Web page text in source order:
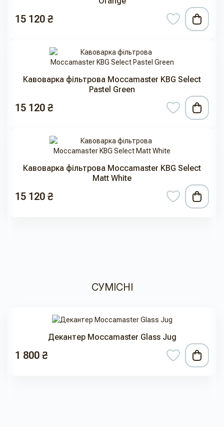
15 120 ₴
Кавоварка фільтрова Moccamaster KBG Select
Pastel Green
15 120 ₴
Кавоварка фільтрова Moccamaster KBG Select
Matt White
15 120 ₴
СУМІСНІ
Декантер Moccamaster Glass Jug
1 800 ₴